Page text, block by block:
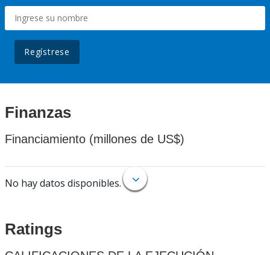
Regístrese
Finanzas
Financiamiento (millones de US$)
No hay datos disponibles.
Ratings